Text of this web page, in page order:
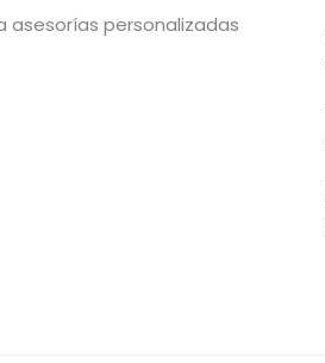
asesorías personalizadas